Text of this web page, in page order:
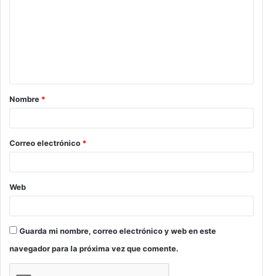
a
r
*
Nombre *
Correo electrónico *
Web
Guarda mi nombre, correo electrónico y web en este
navegador para la próxima vez que comente.